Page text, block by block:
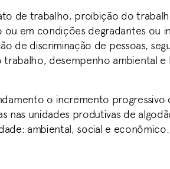
de trabalho, proibição do
em condições degradantes ou
de discriminação de pessoas,
desempenho ambiental e
o incremento progressivo
nas unidades produtivas de
ambiental, social e econômico.